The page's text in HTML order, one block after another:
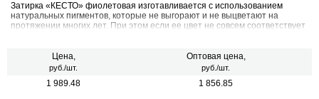
Затирка «КЕСТО» фиолетовая изготавливается с использованием
натуральных пигментов, которые не выгорают и не выцветают на
протяжении многих лет. При этом если ее цвет не совсем соответствует
Цена,
руб./шт.
Оптовая цена,
руб./шт.
1 989.48 1 856.85